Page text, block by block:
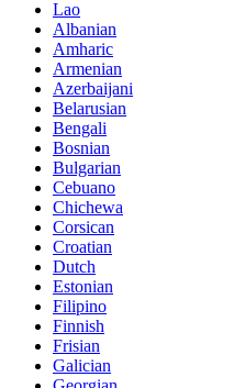
Lao
Albanian
Amharic
Armenian
Azerbaijani
Belarusian
Bengali
Bosnian
Bulgarian
Cebuano
Chichewa
Corsican
Croatian
Dutch
Estonian
Filipino
Finnish
Frisian
Galician